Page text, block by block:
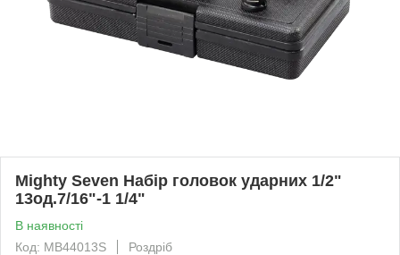
Mighty Seven Набір головок ударних 1/2"
13од.7/16"-1 1/4"
В наявності
Код: MB44013S
Роздріб